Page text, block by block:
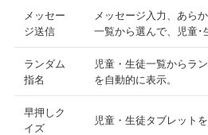
メッセー
ジ送信
メッセージ入力、あら
一覧から選んで、児童･
ランダム
指名
児童・生徒一覧からラ
を自動的に表示。
早押しク
イズ
児童・生徒タブレット